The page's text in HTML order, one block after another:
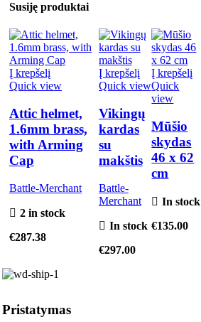
Susiję produktai
Į krepšelį
Quick view
Attic helmet,
1.6mm brass,
with Arming
Cap
Battle-Merchant
2 in stock
€287.38
Į krepšelį
Quick view
Vikingų
kardas
su
makštis
Battle-
Merchant
In stock
€297.00
Į krepšelį
Quick
view
Mūšio
skydas
46 x 62
cm
In stock
€135.00
Pristatymas